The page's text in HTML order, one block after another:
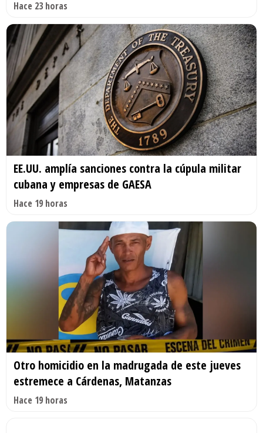
Hace 23 horas
EE.UU. amplía sanciones contra la cúpula militar
cubana y empresas de GAESA
Hace 19 horas
Otro homicidio en la madrugada de este jueves
estremece a Cárdenas, Matanzas
Hace 19 horas